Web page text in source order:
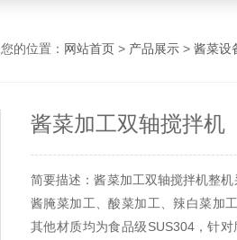
您的位置： 网站首页 > 产品展示 > 酱菜设
酱菜加工双轴搅拌机
简要描述：酱菜加工双轴搅拌机整
酱腌菜加工、酸菜加工、辣白菜加
其他材质均为食品级SUS304，针